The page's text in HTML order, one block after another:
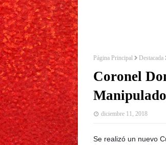
Página Principal Destacada
Coronel
diciembre 11, 2018
Se realizó un nuevo